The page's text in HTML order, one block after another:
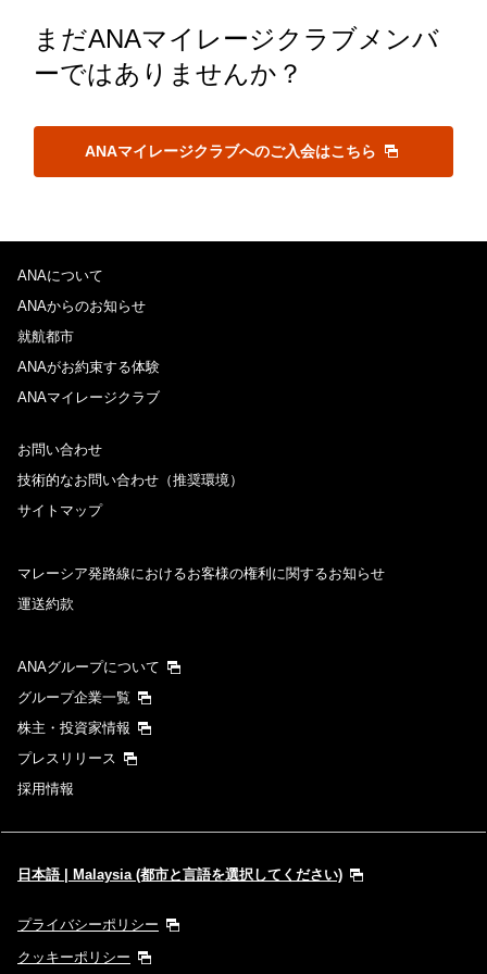
まだANAマイレージクラブメンバ
ーではありませんか？
ANAマイレージクラブへのご入会はこちら
ANAについて
ANAからのお知らせ
就航都市
ANAがお約束する体験
ANAマイレージクラブ
お問い合わせ
技術的なお問い合わせ（推奨環境）
サイトマップ
マレーシア発路線におけるお客様の権利に関するお知らせ
運送約款
ANAグループについて
グループ企業一覧
株主・投資家情報
プレスリリース
採用情報
日本語 | Malaysia (都市と言語を選択してください)
プライバシーポリシー
クッキーポリシー